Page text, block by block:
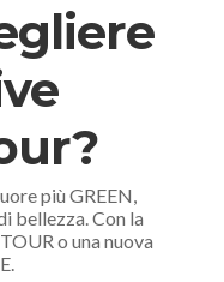
più GREEN,
bellezza. Con la
o una nuova